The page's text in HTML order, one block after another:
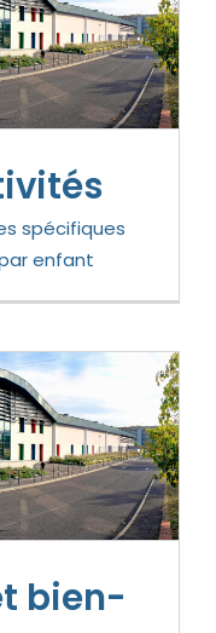
spécifiques
enfant
bien-